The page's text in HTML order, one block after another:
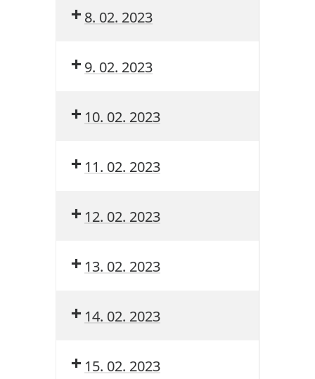
8. 02. 2023
9. 02. 2023
10. 02. 2023
11. 02. 2023
12. 02. 2023
13. 02. 2023
14. 02. 2023
15. 02. 2023